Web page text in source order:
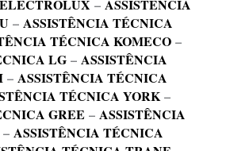
–ASSISTÊNCIA
–ASSISTÊNCIA TÉCNICA
TÉCNICA KOMECO –
LG –ASSISTÊNCIA
–ASSISTÊNCIA TÉCNICA
TÉCNICA YORK–
GREE –ASSISTÊNCIA
–ASSISTÊNCIA TÉCNICA